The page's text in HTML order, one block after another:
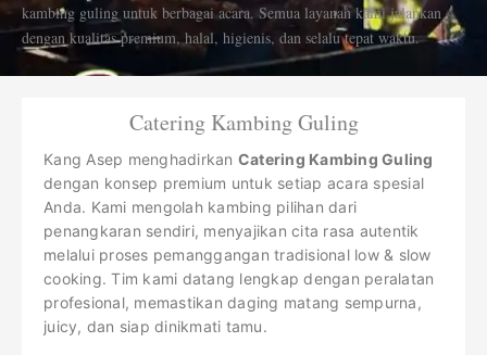
kambing guling untuk berbagai acara. Semua layanan kami jalankan
dengan kualitas premium, halal, higienis, dan selalu tepat waktu.
Catering Kambing Guling
Kang Asep menghadirkan Catering Kambing Guling
dengan konsep premium untuk setiap acara spesial
Anda. Kami mengolah kambing pilihan dari
penangkaran sendiri, menyajikan cita rasa autentik
melalui proses pemanggangan tradisional low & slow
cooking. Tim kami datang lengkap dengan peralatan
profesional, memastikan daging matang sempurna,
juicy, dan siap dinikmati tamu.